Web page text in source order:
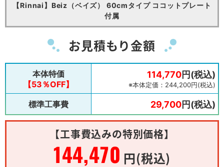
【Rinnai】Beiz（ベイズ） 60cmタイプ ココットプレート
付属
お見積もり金額
本体特価
【53％OFF】
114,770円(税込)
※本体定価：244,200円(税込)
標準工事費 29,700円(税込)
【工事費込みの特別価格】
144,470 円(税込)